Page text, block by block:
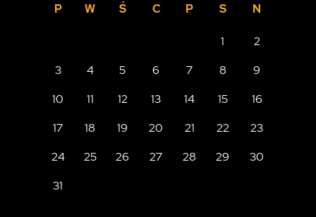
P W Ś C P S N
1
2
3
4 5 6 7 8
9
10
11 12 13 14 15
16
17
18 19 20 21 22
23
24
25 26 27 28 29
30
31